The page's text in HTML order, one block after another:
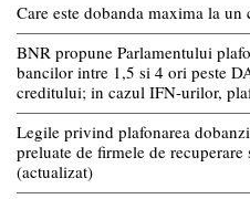
Care este dobanda maxima la un
BNR propune Parlamentului
bancilor intre 1,5 si 4 ori peste
creditului; in cazul IFN-urilor,
Legile privind plafonarea
preluate de firmele de
(actualizat)